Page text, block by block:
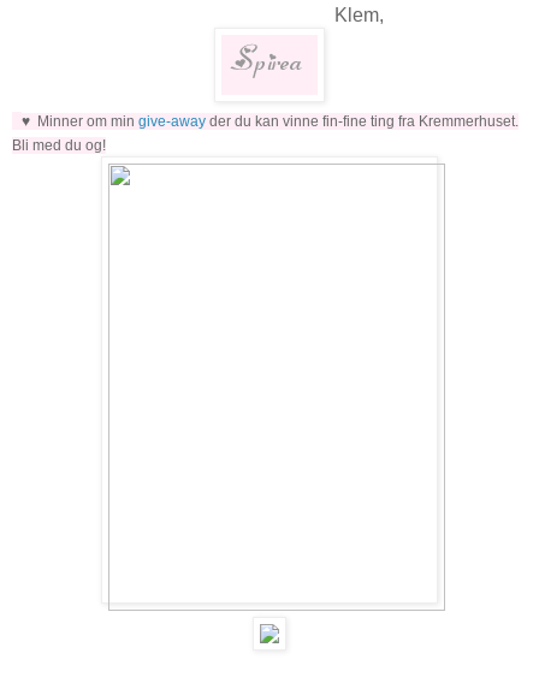
Klem,
♥ Minner om min give-away der du kan vinne fin-fine ting fra Kremmerhuset.
Bli med du og!